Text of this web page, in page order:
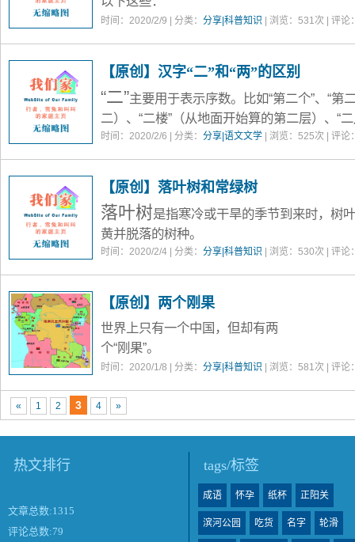
尺：最初指的是男性大拇指和中指伸开后的
大约为16-25厘米，南北朝时期达到30厘米
咫（zhǐ）：指的是女性大拇指和中指伸开
出来一个词，叫“咫尺”，说的就是距离很短，
时间：2020/2/9 | 分类： 分享|科普知识 | 浏览： 531次 | 评论
【原创】汉字“二”和“两”的区别
“二”主要用于表示序数。比如“第二个”、“第
二）、“二楼”（从地面开始算的第二层）、“
“二年级”（进入学校的第二年所在的年级）。
“二”还可以与其它字词组合，表示分数、小
“百分之二（2%）”、“零点二三（0.23）”、“
时间：2020/2/6 | 分类： 分享|语文文学 | 浏览： 525次 | 评论
【原创】落叶树和常绿树
落叶树是指寒冷或干旱的季节到来时，树
黄并脱落的树种。
与之相对的常绿树，是指老叶要等到春天
落的树种。在这种新老交替的模式下，看起
绿树，叶子的寿命还会超过1年，达到3年、
落叶树在寒冷或干旱的季节到来时，脱落掉
是对阶段性的不利自然环境的一种适应。同
中
形成腐殖质
时间：2020/2/4 | 分类： 分享|科普知识 | 浏览： 530次 | 评论
【原创】两个刚果
世界上只有一个中国，但却有两
个“刚果”。
时间：2020/1/8 | 分类： 分享|科普知识 | 浏览： 581次 | 评论
« 1 2 3 4 »
热文排行
文章总数:1315
评论总数:79
tags/标签
成语 怀孕 纸杯 正阳关
滨河公园 吃货 名字 轮滑